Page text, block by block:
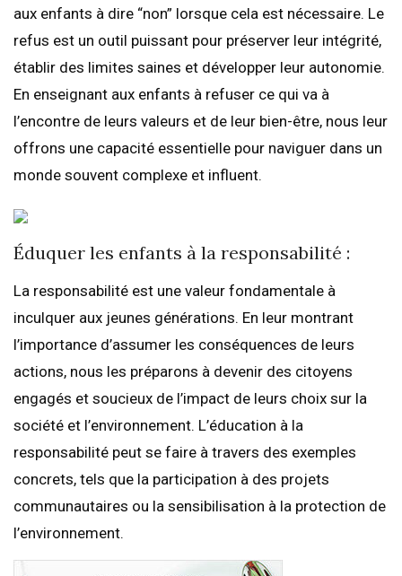
aux enfants à dire “non” lorsque cela est nécessaire. Le
refus est un outil puissant pour préserver leur intégrité,
établir des limites saines et développer leur autonomie.
En enseignant aux enfants à refuser ce qui va à
l’encontre de leurs valeurs et de leur bien-être, nous leur
offrons une capacité essentielle pour naviguer dans un
monde souvent complexe et influent.
Éduquer les enfants à la responsabilité :
La responsabilité est une valeur fondamentale à
inculquer aux jeunes générations. En leur montrant
l’importance d’assumer les conséquences de leurs
actions, nous les préparons à devenir des citoyens
engagés et soucieux de l’impact de leurs choix sur la
société et l’environnement. L’éducation à la
responsabilité peut se faire à travers des exemples
concrets, tels que la participation à des projets
communautaires ou la sensibilisation à la protection de
l’environnement.